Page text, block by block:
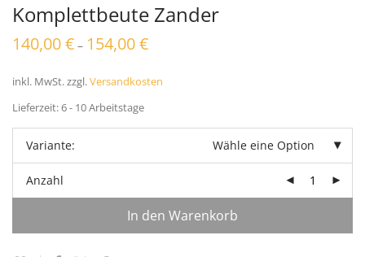
Komplettbeute Zander
140,00€ – 154,00€
inkl. MwSt.zzgl.Versandkosten
Lieferzeit:6 - 10 Arbeitstage
Variante: Wähle eine Option
Anzahl
In den Warenkorb